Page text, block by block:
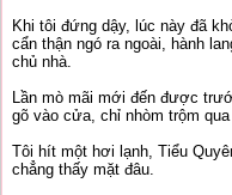
Khi tôi đứng dậy, lúc này đã
cẩn thận ngó ra ngoài, hành
chủ nhà.
Lần mò mãi mới đến được
gõ vào cửa, chỉ nhòm trộm
Tôi hít một hơi lạnh, Tiểu
chẳng thấy mặt đâu.